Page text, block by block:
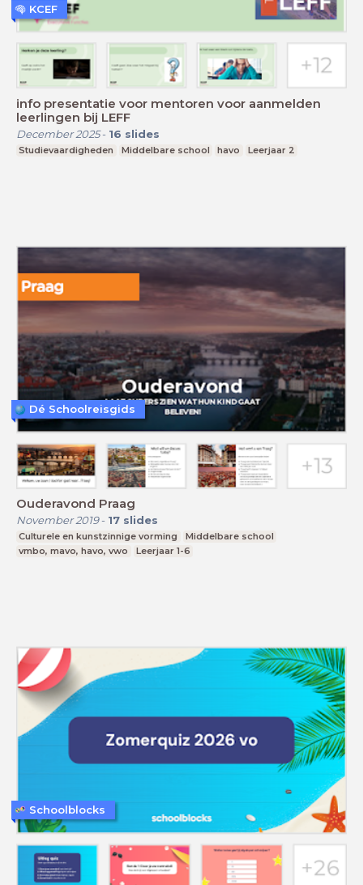
info presentatie voor mentoren voor aanmelden
leerlingen bij LEFF
December 2025- 16 slides
Studievaardigheden Middelbare school havo Leerjaar 2
KCEF
Ouderavond Praag
November 2019- 17 slides
Culturele en kunstzinnige vorming
Middelbare school
vmbo, mavo, havo, vwo
Leerjaar 1-6
Dé Schoolreisgids
Schoolblocks